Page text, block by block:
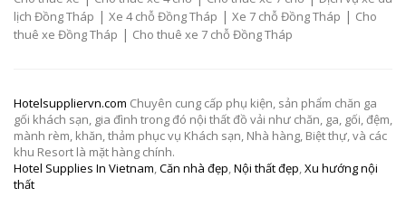
lịch Đồng Tháp | Xe 4 chỗ Đồng Tháp | Xe 7 chỗ Đồng Tháp | Cho
thuê xe Đồng Tháp | Cho thuê xe 7 chỗ Đồng Tháp
Hotelsuppliervn.com Chuyên cung cấp phụ kiện, sản phẩm chăn ga
gối khách sạn, gia đình trong đó nội thất đồ vải như chăn, ga, gối, đệm,
mành rèm, khăn, thảm phục vụ Khách sạn, Nhà hàng, Biệt thự, và các
khu Resort là mặt hàng chính.
Hotel Supplies In Vietnam,Căn nhà đẹp,Nội thất đẹp,Xu hướng nội
thất